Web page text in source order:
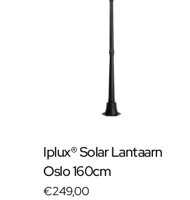
Iplux® Solar Lantaarn
Oslo 160cm
€249,00